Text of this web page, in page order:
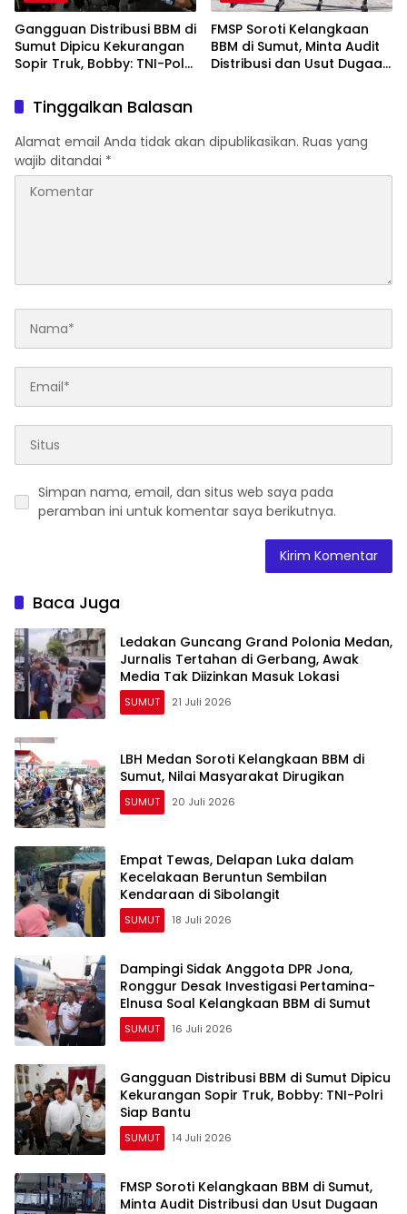
Gangguan Distribusi BBM di
Sumut Dipicu Kekurangan
Sopir Truk, Bobby: TNI-Polri
FMSP Soroti Kelangkaan
BBM di Sumut, Minta Audit
Distribusi dan Usut Dugaan
Tinggalkan Balasan
Alamat email Anda tidak akan dipublikasikan. Ruas yang
wajib ditandai *
Simpan nama, email, dan situs web saya pada
peramban ini untuk komentar saya berikutnya.
Baca Juga
Ledakan Guncang Grand Polonia Medan,
Jurnalis Tertahan di Gerbang, Awak
Media Tak Diizinkan Masuk Lokasi
SUMUT 21 Juli 2026
LBH Medan Soroti Kelangkaan BBM di
Sumut, Nilai Masyarakat Dirugikan
SUMUT 20 Juli 2026
Empat Tewas, Delapan Luka dalam
Kecelakaan Beruntun Sembilan
Kendaraan di Sibolangit
SUMUT 18 Juli 2026
Dampingi Sidak Anggota DPR Jona,
Ronggur Desak Investigasi Pertamina-
Elnusa Soal Kelangkaan BBM di Sumut
SUMUT 16 Juli 2026
Gangguan Distribusi BBM di Sumut Dipicu
Kekurangan Sopir Truk, Bobby: TNI-Polri
Siap Bantu
SUMUT 14 Juli 2026
FMSP Soroti Kelangkaan BBM di Sumut,
Minta Audit Distribusi dan Usut Dugaan